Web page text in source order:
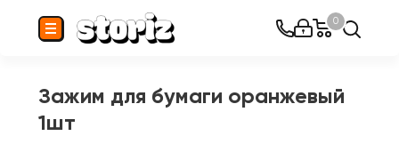
0
Зажим для бумаги оранжевый
1шт